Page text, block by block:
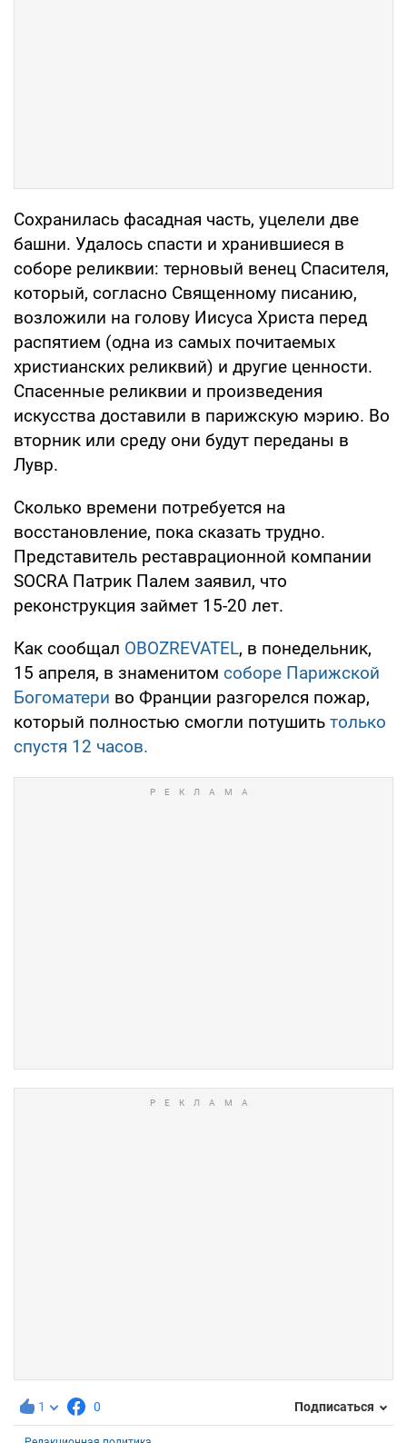
Сохранилась фасадная часть, уцелели две
башни. Удалось спасти и хранившиеся в
соборе реликвии: терновый венец Спасителя,
который, согласно Священному писанию,
возложили на голову Иисуса Христа перед
распятием (одна из самых почитаемых
христианских реликвий) и другие ценности.
Спасенные реликвии и произведения
искусства доставили в парижскую мэрию. Во
вторник или среду они будут переданы в
Лувр.
Сколько времени потребуется на
восстановление, пока сказать трудно.
Представитель реставрационной компании
SOCRA Патрик Палем заявил, что
реконструкция займет 15-20 лет.
Как сообщал OBOZREVATEL, в понедельник,
15 апреля, в знаменитом соборе Парижской
Богоматери во Франции разгорелся пожар,
который полностью смогли потушить только
спустя 12 часов.
1 0 Подписаться